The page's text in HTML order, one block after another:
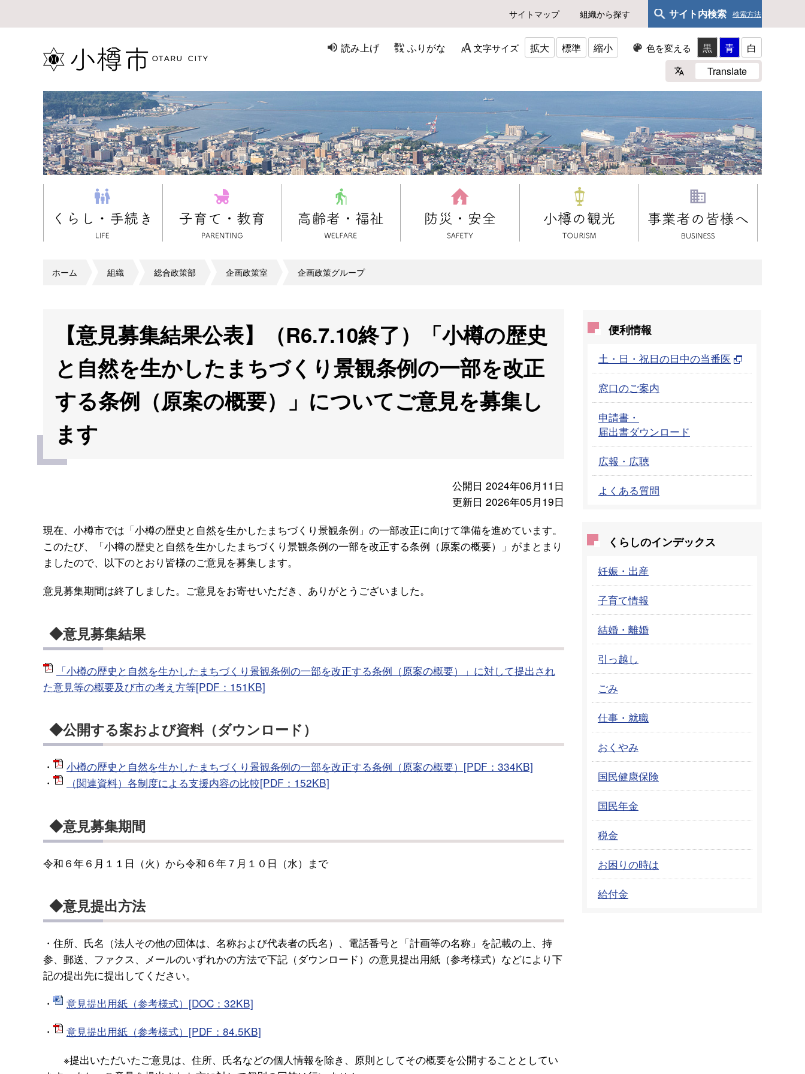
サイトマップ 組織から探す サイト内検索 検索方法
読み上げ ふりがな 文字サイズ 拡大 標準 縮小 色を変える 黒 青
白
Translate
ホーム 組織 総合政策部 企画政策室 企画政策グループ
【意見募集結果公表】（R6.7.10終了）「小樽の歴史
と自然を生かしたまちづくり景観条例の一部を改正
する条例（原案の概要）」についてご意見を募集し
ます
公開日 2024年06月11日
更新日 2026年05月19日
現在、小樽市では「小樽の歴史と自然を生かしたまちづくり景観条例」の一部改正に向けて準備を進めています。
このたび、「小樽の歴史と自然を生かしたまちづくり景観条例の一部を改正する条例（原案の概要）」がまとまり
ましたので、以下のとおり皆様のご意見を募集します。
意見募集期間は終了しました。ご意見をお寄せいただき、ありがとうございました。
◆意見募集結果
「小樽の歴史と自然を生かしたまちづくり景観条例の一部を改正する条例（原案の概要）」に対して提出され
た意見等の概要及び市の考え方等[PDF：151KB]
◆公開する案および資料（ダウンロード）
・
小樽の歴史と自然を生かしたまちづくり景観条例の一部を改正する条例（原案の概要）[PDF：334KB]
・
（関連資料）各制度による支援内容の比較[PDF：152KB]
◆意見募集期間
令和６年６月１１日（火）から令和６年７月１０日（水）まで
◆意見提出方法
・住所、氏名（法人その他の団体は、名称および代表者の氏名）、電話番号と「計画等の名称」を記載の上、持
参、郵送、ファクス、メールのいずれかの方法で下記（ダウンロード）の意見提出用紙（参考様式）などにより下
記の提出先に提出してください。
・
意見提出用紙（参考様式）[DOC：32KB]
・
意見提出用紙（参考様式）[PDF：84.5KB]
※提出いただいたご意見は、住所、氏名などの個人情報を除き、原則としてその概要を公開することとしてい
便利情報
土・日・祝日の日中の当番医
窓口のご案内
申請書・
届出書ダウンロード
広報・広聴
よくある質問
くらしのインデックス
妊娠・出産
子育て情報
結婚・離婚
引っ越し
ごみ
仕事・就職
おくやみ
国民健康保険
国民年金
税金
お困りの時は
給付金